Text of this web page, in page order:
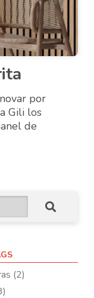
por
Gili los
de
(2)